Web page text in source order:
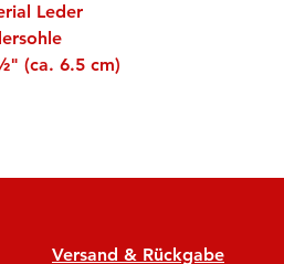
Leder
(ca. 6.5 cm)
Versand & Rückgabe